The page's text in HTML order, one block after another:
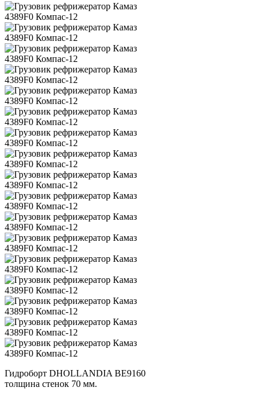
Гидроборт DHOLLANDIA BE9160
толщина стенок 70 мм.